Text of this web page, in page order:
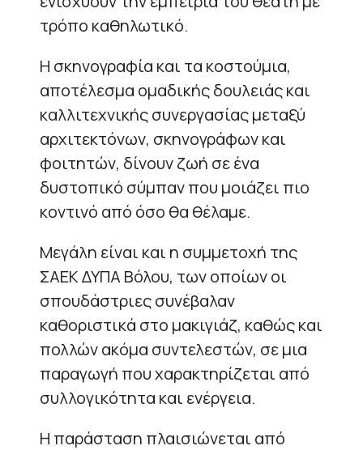
τρόπο καθηλωτικό.
Η σκηνογραφία και τα κοστούμια,
αποτέλεσμα ομαδικής δουλειάς και
καλλιτεχνικής συνεργασίας μεταξύ
αρχιτεκτόνων, σκηνογράφων και
φοιτητών, δίνουν ζωή σε ένα
δυστοπικό σύμπαν που μοιάζει πιο
κοντινό από όσο θα θέλαμε.
Μεγάλη είναι και η συμμετοχή της
ΣΑΕΚ ΔΥΠΑ Βόλου, των οποίων οι
σπουδάστριες συνέβαλαν
καθοριστικά στο μακιγιάζ, καθώς και
πολλών ακόμα συντελεστών, σε μια
παραγωγή που χαρακτηρίζεται από
συλλογικότητα και ενέργεια.
Η παράσταση πλαισιώνεται από